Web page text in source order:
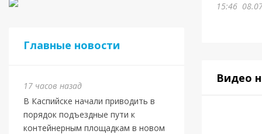
Главные новости
17 часов назад
В Каспийске начали приводить в
порядок подъездные пути к
контейнерным площадкам в новом
15:46
Видео